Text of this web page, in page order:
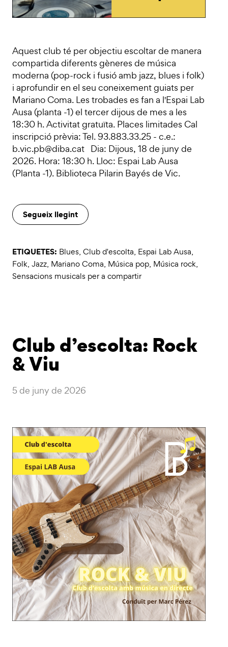
Aquest club té per objectiu escoltar de manera
compartida diferents gèneres de música
moderna (pop-rock i fusió amb jazz, blues i folk)
i aprofundir en el seu coneixement guiats per
Mariano Coma. Les trobades es fan a l'Espai Lab
Ausa (planta -1) el tercer dijous de mes a les
18:30 h. Activitat gratuïta. Places limitades Cal
inscripció prèvia: Tel. 93.883.33.25 - c.e.:
b.vic.pb@diba.cat Dia: Dijous, 18 de juny de
2026. Hora: 18:30 h. Lloc: Espai Lab Ausa
(Planta -1). Biblioteca Pilarin Bayés de Vic.
Segueix llegint
ETIQUETES: Blues, Club d'escolta, Espai Lab Ausa,
Folk, Jazz, Mariano Coma, Música pop, Música rock,
Sensacions musicals per a compartir
Club d’escolta: Rock
& Viu
5 de juny de 2026